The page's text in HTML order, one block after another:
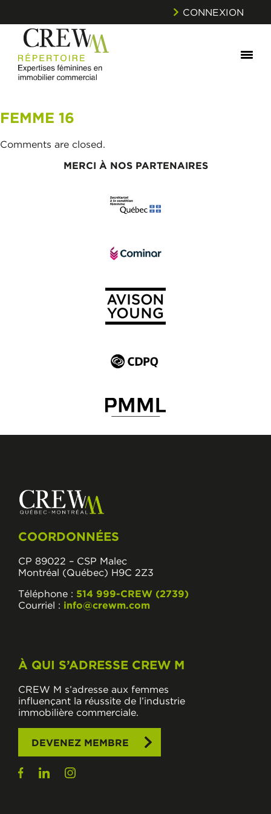
CONNEXION
FEMME 16
Comments are closed.
MERCI À NOS PARTENAIRES
COORDONNÉES
CP 89022 – CSP Malec
Montréal (Québec) H9C 2Z3
Téléphone : 514 999-CREW (2739)
Courriel : info@crewm.com
À QUI S’ADRESSE CREW M
CREW M s’adresse aux femmes
influençant la réussite de l’industrie
immobilière commerciale.
DEVENEZ MEMBRE